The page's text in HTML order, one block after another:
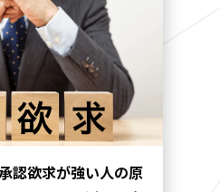
認欲求が強い人の原